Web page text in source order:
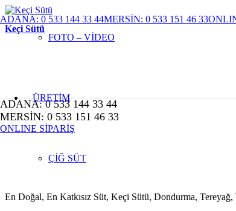
ADANA: 0 533 144 33 44MERSİN: 0 533 151 46 33
FOTO – VİDEO
ÜRETİM
ÇİĞ SÜT
ADANA: 0 533 144 33 44
MERSİN: 0 533 151 46 33
ONLINE SİPARİŞ
Keçi Sütü
En Doğal, En Katkısız Süt, Keçi Sütü, Dondurma,